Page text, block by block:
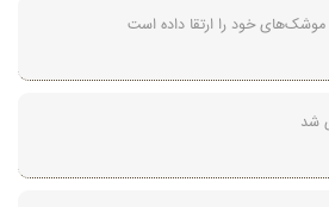
موشک‌های خود را ارتقا داده است
شد